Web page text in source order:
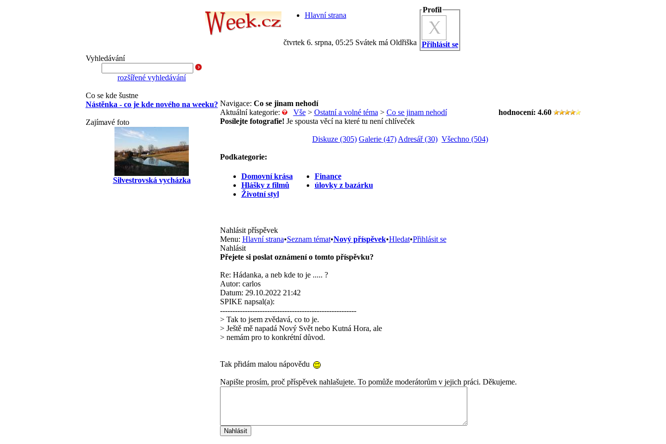
Hlavní strana
čtvrtek 6. srpna, 05:25 Svátek má Oldřiška
Profil
Přihlásit se
Vyhledávání
rozšířené vyhledávání
Co se kde šustne
Nástěnka - co je kde nového na weeku?
Zajímavé foto
Silvestrovská vycházka
Navigace: Co se jinam nehodí
hodnocení: 4.60
Aktuální kategorie: Vše> Ostatní a volné téma > Co se jinam nehodí
Posílejte fotografie! Je spousta věcí na které tu není chlíveček
Diskuze (305) Galerie (47) Adresář (30) Všechno (504)
Podkategorie:
Domovní krása
Hlášky z filmů
Životní styl
Finance
úlovky z bazárku
Nahlásit příspěvek
Menu: Hlavní strana•Seznam témat•Nový příspěvek•Hledat•Přihlásit se
Nahlásit
Přejete si poslat oznámení o tomto příspěvku?
Re: Hádanka, a neb kde to je ..... ?
Autor: carlos
Datum: 29.10.2022 21:42
SPIKE napsal(a):
-------------------------------------------------------
> Tak to jsem zvědavá, co to je.
> Ještě mě napadá Nový Svět nebo Kutná Hora, ale
> nemám pro to konkrétní důvod.
Tak přidám malou nápovědu
Napište prosím, proč příspěvek nahlašujete. To pomůže moderátorům v jejich práci. Děkujeme.